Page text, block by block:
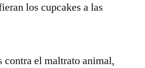
los cupcakes a las
contra el maltrato animal,